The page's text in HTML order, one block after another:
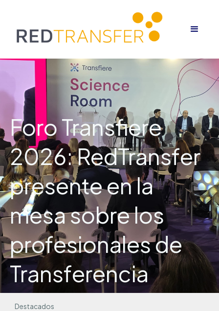
Foro Transfiere
2026: RedTransfer
presente en la
mesa sobre los
profesionales de
Transferencia
Destacados